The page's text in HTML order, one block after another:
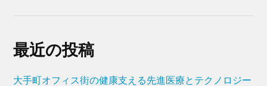
最近の投稿
大手町オフィス街の健康支える先進医療とテクノロジー